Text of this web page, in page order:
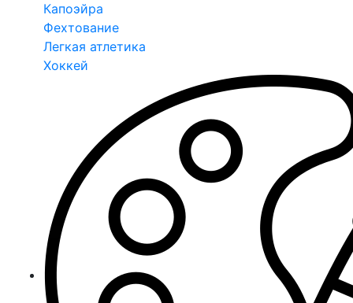
Капоэйра
Фехтование
Легкая атлетика
Хоккей